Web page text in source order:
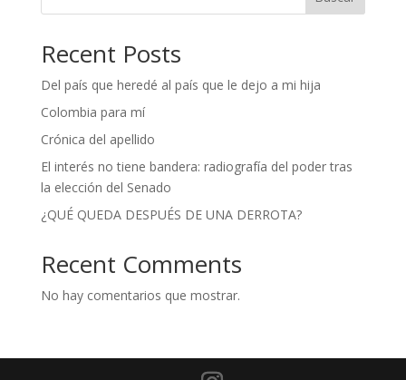
Recent Posts
Del país que heredé al país que le dejo a mi hija
Colombia para mí
Crónica del apellido
El interés no tiene bandera: radiografía del poder tras
la elección del Senado
¿QUÉ QUEDA DESPUÉS DE UNA DERROTA?
Recent Comments
No hay comentarios que mostrar.